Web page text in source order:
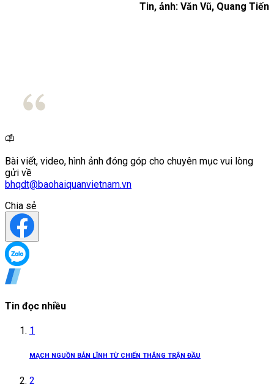
Tin, ảnh: Văn Vũ, Quang Tiến
Bài viết, video, hình ảnh đóng góp cho chuyên mục vui lòng
gửi về
bhqdt@baohaiquanvietnam.vn
Chia sẻ
Tin đọc nhiều
1
MẠCH NGUỒN BẢN LĨNH TỪ CHIẾN THẮNG TRẬN ĐẦU
2